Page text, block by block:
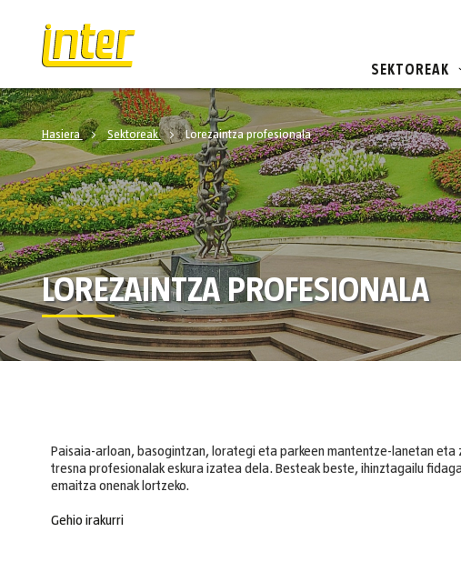
SEKTOREAK
Hasiera Sektoreak Lorezaintza profesionala
LOREZAINTZA PROFESIONALA
Paisaia-arloan, basogintzan, lorategi eta parkeen mantentze-lanetan
tresna profesionalak eskura izatea dela. Besteak beste, ihinztagailu
emaitza onenak lortzeko.
Gehio irakurri